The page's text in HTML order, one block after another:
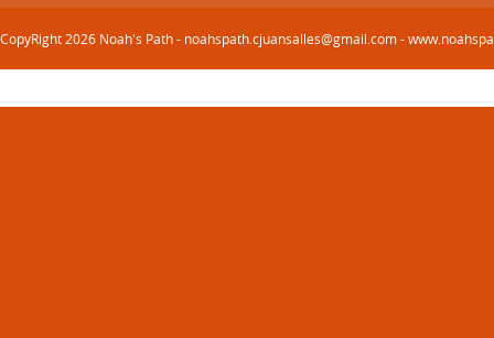
CopyRight 2026 Noah's Path - noahspath.cjuansalles@gmail.com -